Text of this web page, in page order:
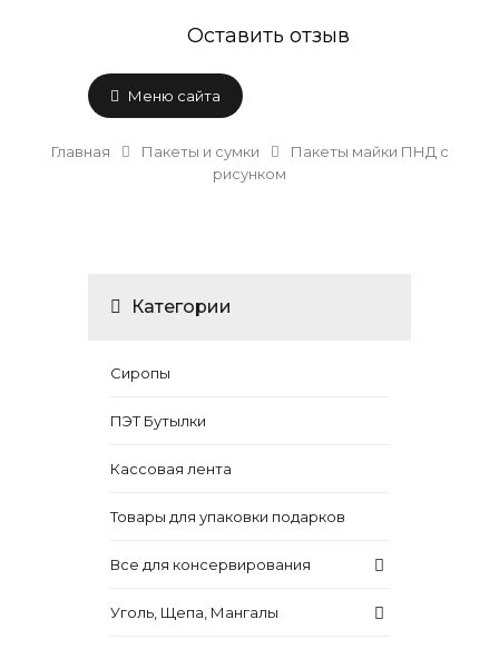
Оставить отзыв
Меню сайта
Главная Пакеты и сумки
Пакеты майки ПНД с
рисунком
Категории
Сиропы
ПЭТ Бутылки
Кассовая лента
Товары для упаковки подарков
Все для консервирования
Уголь, Щепа, Мангалы